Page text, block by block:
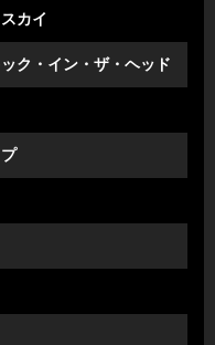
カイ
ク・イン・ザ・ヘッド